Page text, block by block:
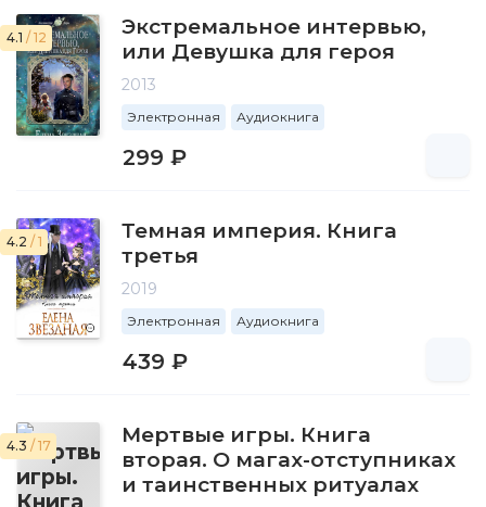
4.1 / 12
Экстремальное интервью,
или Девушка для героя
2013
Электронная Аудиокнига
299 ₽
4.2 / 1
Темная империя. Книга
третья
2019
Электронная Аудиокнига
439 ₽
4.3 / 17
Мертвые игры. Книга
вторая. О магах-отступниках
и таинственных ритуалах